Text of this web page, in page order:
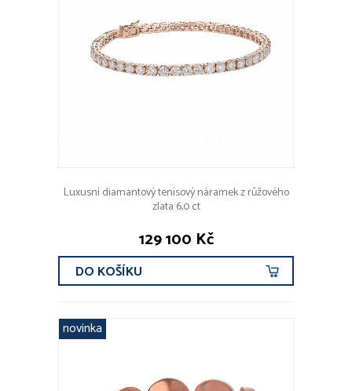
Luxusní diamantový tenisový náramek z růžového
zlata 6,0 ct
129 100 Kč
DO KOŠÍKU
novinka